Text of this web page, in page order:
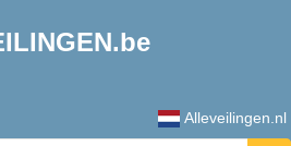
Alleveilingen.nl